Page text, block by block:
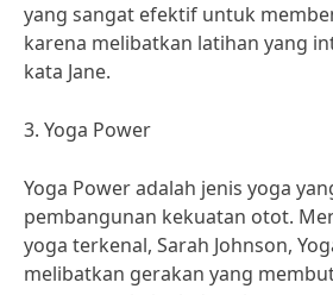
yang sangat efektif untuk
karena melibatkan latihan yang
kata Jane.
3. Yoga Power
Yoga Power adalah jenis yoga
pembangunan kekuatan otot.
yoga terkenal, Sarah Johnson,
melibatkan gerakan yang